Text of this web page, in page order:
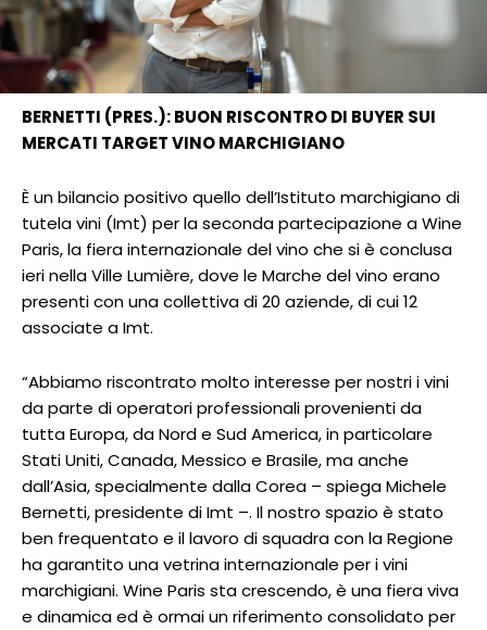
BERNETTI (PRES.): BUON RISCONTRO DI BUYER SUI
MERCATI TARGET VINO MARCHIGIANO
È un bilancio positivo quello dell’Istituto marchigiano di
tutela vini (Imt) per la seconda partecipazione a Wine
Paris, la fiera internazionale del vino che si è conclusa
ieri nella Ville Lumière, dove le Marche del vino erano
presenti con una collettiva di 20 aziende, di cui 12
associate a Imt.
“Abbiamo riscontrato molto interesse per nostri i vini
da parte di operatori professionali provenienti da
tutta Europa, da Nord e Sud America, in particolare
Stati Uniti, Canada, Messico e Brasile, ma anche
dall’Asia, specialmente dalla Corea – spiega Michele
Bernetti, presidente di Imt –. Il nostro spazio è stato
ben frequentato e il lavoro di squadra con la Regione
ha garantito una vetrina internazionale per i vini
marchigiani. Wine Paris sta crescendo, è una fiera viva
e dinamica ed è ormai un riferimento consolidato per